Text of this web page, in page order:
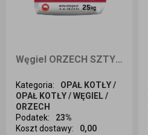
Węgiel ORZECH SZTYGAR 25kg odbiór osobisty
Kategoria:
OPAŁ KOTŁY /
OPAŁ KOTŁY / WĘGIEL /
ORZECH
Podatek:
23%
Koszt dostawy: 0,00
Ilość sztuk